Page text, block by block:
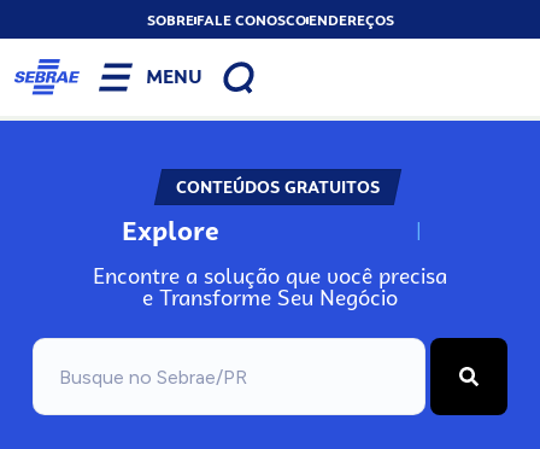
SOBREFALE CONOSCOENDEREÇOS
MENU
CONTEÚDOS GRATUITOS
Explore N
Encontre a solução que você precisa
e Transforme Seu Negócio